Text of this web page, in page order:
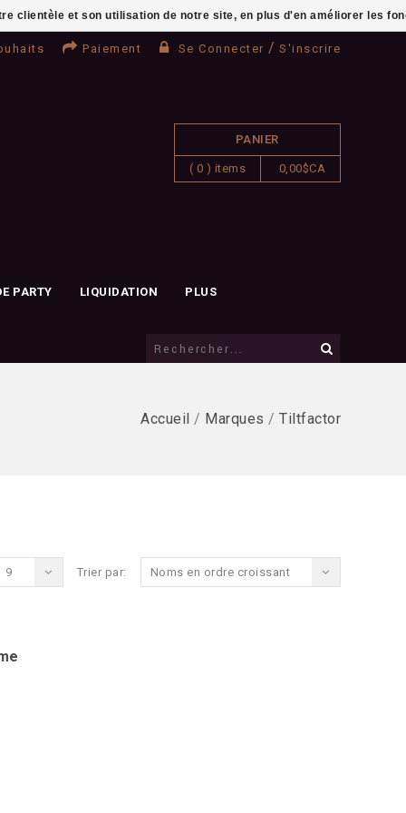
Paiement Se Connecter / S'inscrire
PANIER
( 0 ) items 0,00$CA
PARTY LIQUIDATION PLUS
Accueil / Marques / Tiltfactor
Trier par: Noms en ordre croissant
9
clientèle et son utilisation de notre site, en plus d'en améliorer les